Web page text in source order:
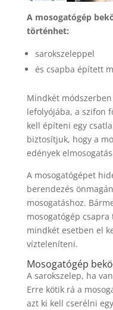
A mosogatógép
történhet:
sarokszeleppel
és csapba épített
Mindkét
lefolyójába, a szifon
kell építeni egy
biztosítjuk, hogy a
edények
A mosogatógépet
berendezés
mosogatáshoz.
mosogatógép
mindkét esetben el
vízteleníteni.
Mosogatógép
A sarokszelep, ha
Erre kötik rá a
azt ki kell cserélni